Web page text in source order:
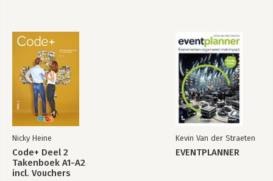
Nicky Heine
Code+ Deel 2
Takenboek A1-A2
incl. Vouchers
Kevin Van der Straeten
EVENTPLANNER